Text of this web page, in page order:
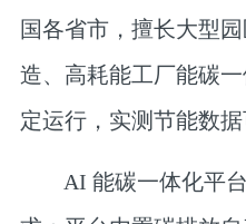
国各省市，擅长大型
造、高耗能工厂能碳
定运行，实测节能数据
AI 能碳一体化平